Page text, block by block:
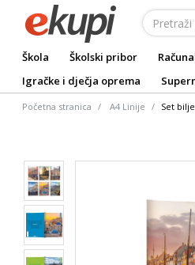
Škola Školski pribor
Igračke i dječja oprema
Početna stranica A4 Linije Set